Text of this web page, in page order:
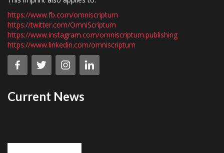
https://www.fb.com/omniscriptum
https://twitter.com/OmniScriptum
https://www.instagram.com/omniscriptum.publishing
https://www.linkedin.com/omniscriptum
Current News